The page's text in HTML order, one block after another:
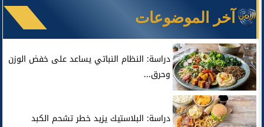
آخر الموضوعات
دراسة: النظام النباتي يساعد على خفض الوزن
وحرق...
دراسة: البلاستيك يزيد خطر تشحم الكبد